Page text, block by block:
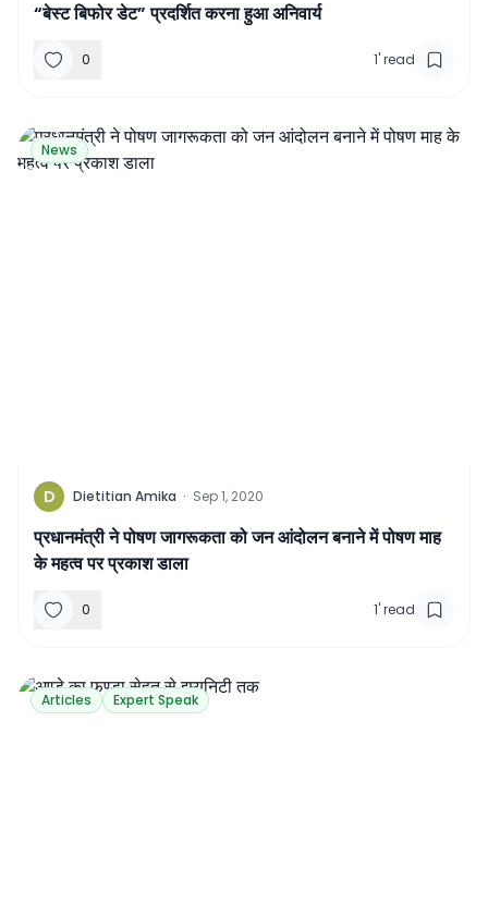
“बेस्ट बिफोर डेट” प्रदर्शित करना हुआ अनिवार्य
0 1'read
News
D Dietitian Amika · Sep 1, 2020
प्रधानमंत्री ने पोषण जागरूकता को जन आंदोलन बनाने में पोषण माह
के महत्व पर प्रकाश डाला
0 1'read
Articles Expert Speak